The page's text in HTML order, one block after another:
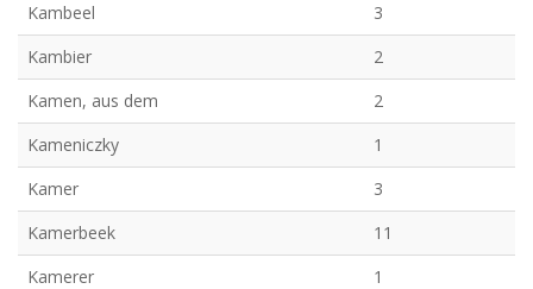
Kambeel
3
Kambier
2
Kamen, aus dem
2
Kameniczky
1
Kamer
3
Kamerbeek
11
Kamerer
1